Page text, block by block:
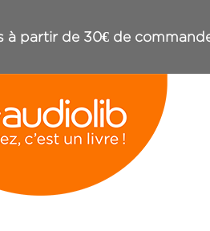
à partir de 30€ de